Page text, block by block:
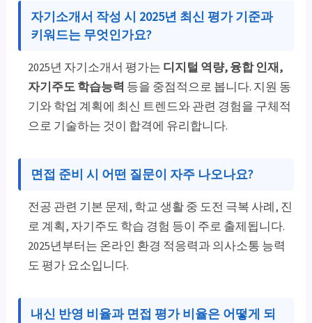
자기소개서 작성 시 2025년 최신 평가 기준과
키워드는 무엇인가요?
2025년 자기소개서 평가는 디지털 역량, 융합 인재,
자기주도 학습능력 등을 중점적으로 봅니다. 지원 동
기와 학업 계획에 최신 트렌드와 관련 경험을 구체적
으로 기술하는 것이 합격에 유리합니다.
면접 준비 시 어떤 질문이 자주 나오나요?
전공 관련 기본 문제, 학교 생활 중 도전 극복 사례, 진
로 계획, 자기주도 학습 경험 등이 주로 출제됩니다.
2025년부터는 온라인 환경 적응력과 의사소통 능력
도 평가 요소입니다.
내신 반영 비율과 면접 평가 비율은 어떻게 되